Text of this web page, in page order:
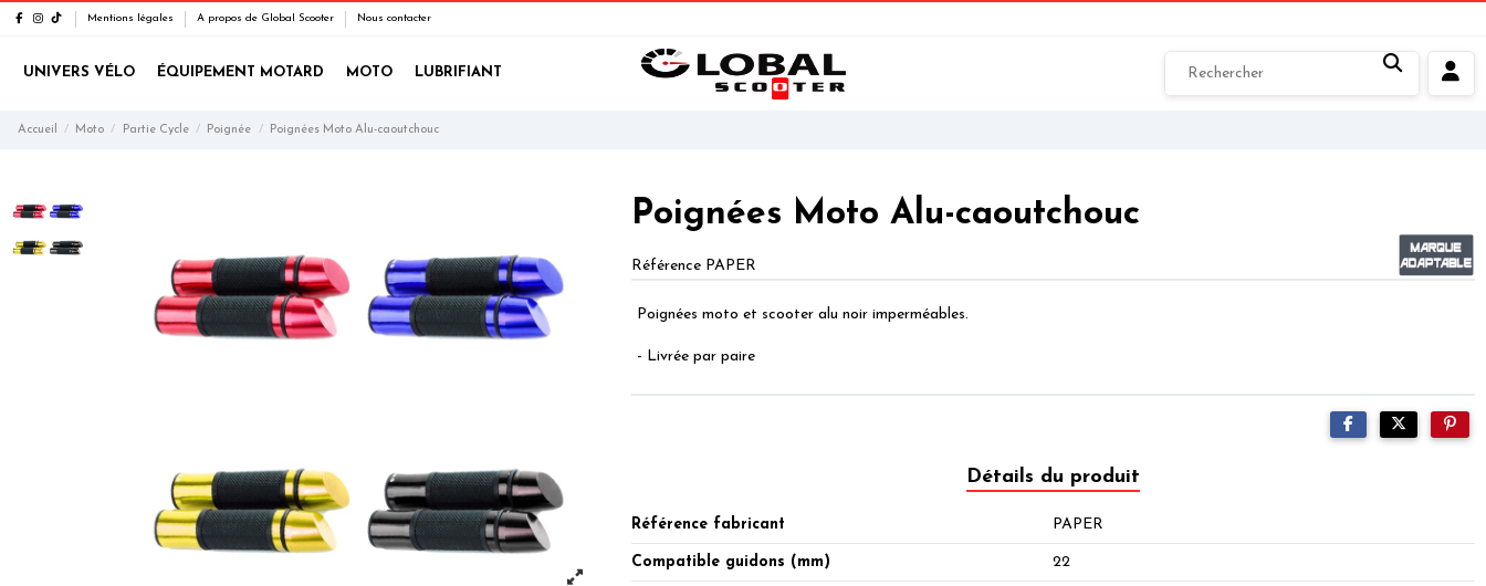
Mentions légales A propos de Global Scooter Nous contacter
UNIVERS VÉLO ÉQUIPEMENT MOTARD MOTO LUBRIFIANT
Accueil Moto Partie Cycle Poignée Poignées Moto Alu-caoutchouc
Poignées Moto Alu-caoutchouc
Référence PAPER
Poignées moto et scooter alu noir imperméables.
- Livrée par paire
Détails du produit
Référence fabricant PAPER
Compatible guidons (mm) 22